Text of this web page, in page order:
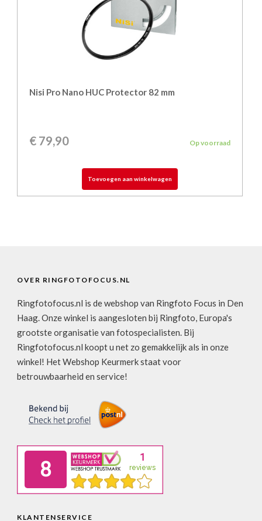
Nisi Pro Nano HUC Protector 82 mm
€ 79,90 Op voorraad
Toevoegen aan winkelwagen
OVER RINGFOTOFOCUS.NL
Ringfotofocus.nl is de webshop van Ringfoto Focus in Den
Haag. Onze winkel is aangesloten bij Ringfoto, Europa's
grootste organisatie van fotospecialisten. Bij
Ringfotofocus.nl koopt u net zo gemakkelijk als in onze
winkel! Het Webshop Keurmerk staat voor
betrouwbaarheid en service!
KLANTENSERVICE